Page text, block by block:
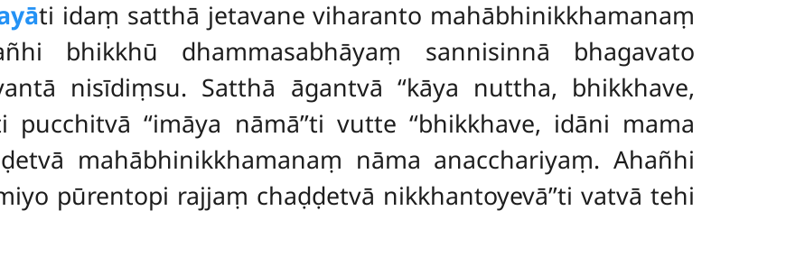
ti idaṃ satthā jetavane viharanto mahābhinikkhamanaṃ
bhikkhū dhammasabhāyaṃ sannisinnā bhagavato
nisīdiṃsu. Satthā āgantvā ‘‘kāya nuttha, bhikkhave,
‘‘imāya nāmā’’ti vutte ‘‘bhikkhave, idāni mama
mahābhinikkhamanaṃ nāma anacchariyaṃ. Ahañhi
pūrentopi rajjaṃ chaḍḍetvā nikkhantoyevā’’ti vatvā tehi